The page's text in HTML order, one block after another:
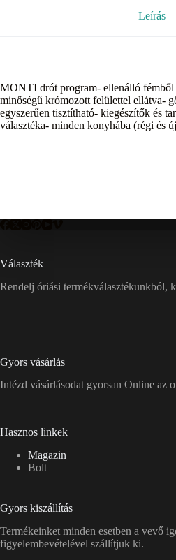
Leírás
MONTI drót program- ellenálló fémből
minőségű krómozott felülettel ellátva-
egyszerűen tisztítható- kiegészítők és
választéka- minden konyhába (régi és
Választék
Rendelj óriási termékválasztékunkból,
Gyors vásárlás
Intézd vásárlásodat gyorsan Online az
Hasznos linkek
Magazin
Bolt
Gyors kiszállítás
Termékeinket minden esetben a vevő
figyelembevételével szállítjuk ki.